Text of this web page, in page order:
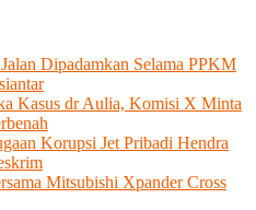
Dipadamkan Selama PPKM
Kasus dr Aulia, Komisi X Minta
Korupsi Jet Pribadi Hendra
Mitsubishi Xpander Cross